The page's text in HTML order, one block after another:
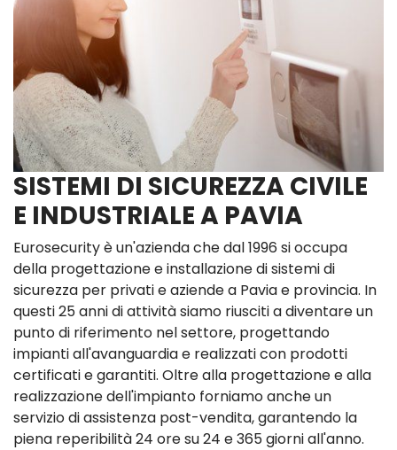
SISTEMI DI SICUREZZA CIVILE
E INDUSTRIALE A PAVIA
Eurosecurity è un'azienda che dal 1996 si occupa
della progettazione e installazione di sistemi di
sicurezza per privati e aziende a Pavia e provincia. In
questi 25 anni di attività siamo riusciti a diventare un
punto di riferimento nel settore, progettando
impianti all'avanguardia e realizzati con prodotti
certificati e garantiti. Oltre alla progettazione e alla
realizzazione dell'impianto forniamo anche un
servizio di assistenza post-vendita, garantendo la
piena reperibilità 24 ore su 24 e 365 giorni all'anno.